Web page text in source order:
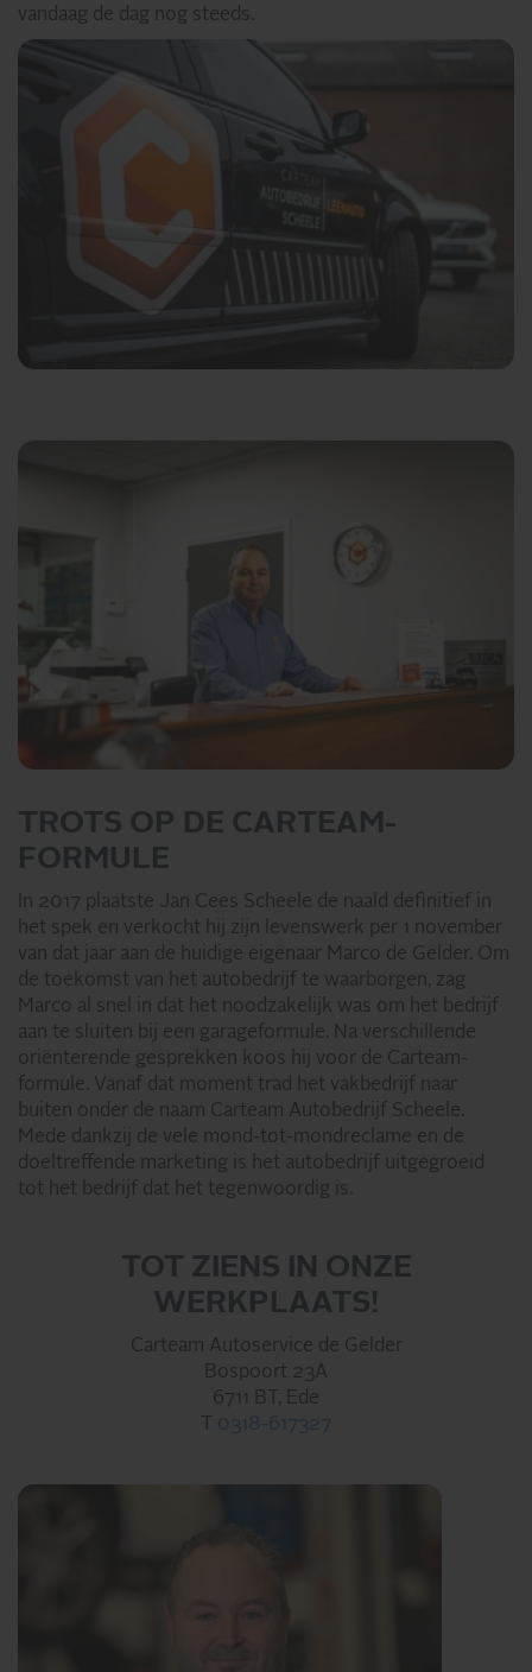
vandaag de dag nog steeds.
TROTS OP DE CARTEAM-
FORMULE
In 2017 plaatste Jan Cees Scheele de naald definitief in
het spek en verkocht hij zijn levenswerk per 1 november
van dat jaar aan de huidige eigenaar Marco de Gelder. Om
de toekomst van het autobedrijf te waarborgen, zag
Marco al snel in dat het noodzakelijk was om het bedrijf
aan te sluiten bij een garageformule. Na verschillende
oriënterende gesprekken koos hij voor de Carteam-
formule. Vanaf dat moment trad het vakbedrijf naar
buiten onder de naam Carteam Autobedrijf Scheele.
Mede dankzij de vele mond-tot-mondreclame en de
doeltreffende marketing is het autobedrijf uitgegroeid
tot het bedrijf dat het tegenwoordig is.
TOT ZIENS IN ONZE
WERKPLAATS!
Carteam Autoservice de Gelder
Bospoort 23A
6711 BT, Ede
0318-617327